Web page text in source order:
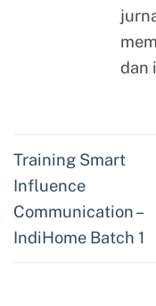
dan
Training Smart
Influence
Communication –
IndiHome Batch 1